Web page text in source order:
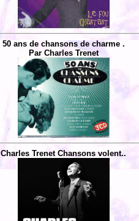
50 ans de chansons de charme .
Par Charles Trenet
Charles Trenet Chansons volent..